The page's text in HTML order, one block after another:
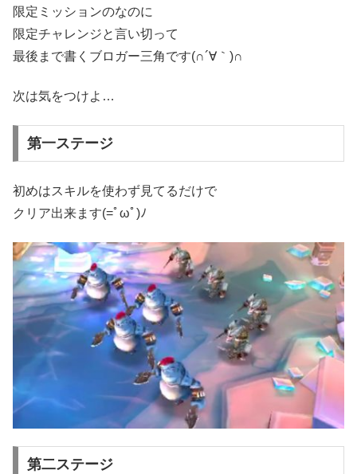
限定ミッションのなのに
限定チャレンジと言い切って
最後まで書くブロガー三角です(∩´∀｀)∩
次は気をつけよ…
第一ステージ
初めはスキルを使わず見てるだけで
クリア出来ます(=ﾟωﾟ)ﾉ
第二ステージ